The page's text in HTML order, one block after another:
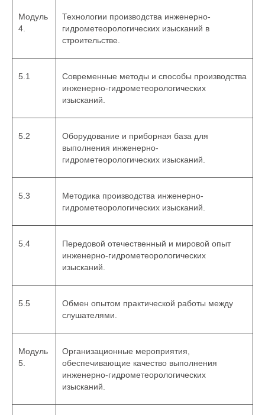
Модуль
4.
Технологии производства инженерно-
гидрометеорологических изысканий в
строительстве.
5.1
Современные методы и способы производства
инженерно-гидрометеорологических
изысканий.
5.2
Оборудование и приборная база для
выполнения инженерно-
гидрометеорологических изысканий.
5.3
Методика производства инженерно-
гидрометеорологических изысканий.
5.4
Передовой отечественный и мировой опыт
инженерно-гидрометеорологических
изысканий.
5.5
Обмен опытом практической работы между
слушателями.
Модуль
5.
Организационные мероприятия,
обеспечивающие качество выполнения
инженерно-гидрометеорологических
изысканий.